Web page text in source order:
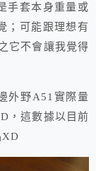
手套本身重量或
；可能跟理想有
它不會讓我覺得
外野A51實際量
，這數據以目前
XD